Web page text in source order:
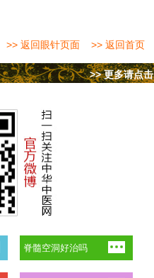
>> 返回眼针页面 >> 返回首页
>> 更多请点击